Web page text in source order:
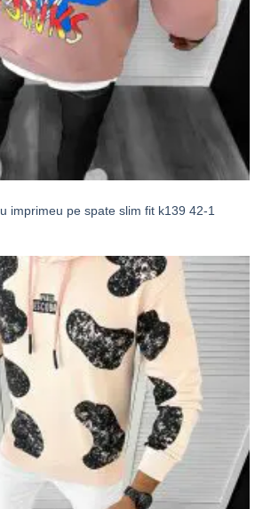
imprimeu pe spate slim fit k139 42-1